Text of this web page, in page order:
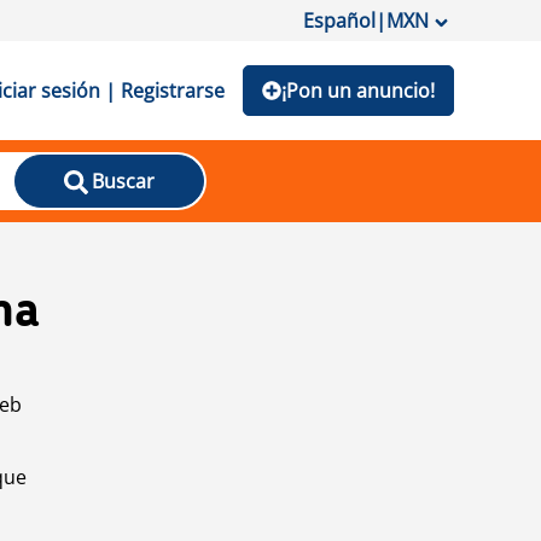
Español|MXN
sesión | Registrarse ¡Pon un anuncio!
Buscar